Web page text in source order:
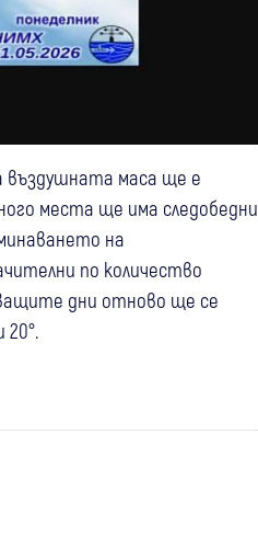
въздушната маса ще е
места ще има следобедни
на
по количество
дни отново ще се
До 40 градуса